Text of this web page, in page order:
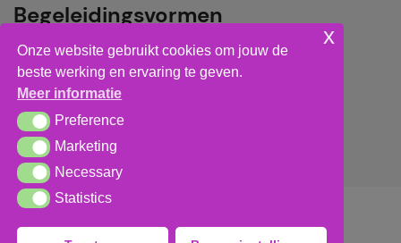
Begeleidingsvormen
Grote groepsbegeleiding
Kleine groepsbegeleiding
Individuele begeleiding
cookieverklaring
Onze website gebruikt cookies om jouw de
beste werking en ervaring te geven.
Meer informatie
PreferencePreference
MarketingMarketing
NecessaryNecessary
StatisticsStatistics
x